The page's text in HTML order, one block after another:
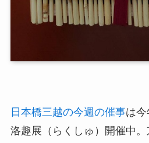
日本橋三越の今週の催事は今
洛趣展（らくしゅ）開催中